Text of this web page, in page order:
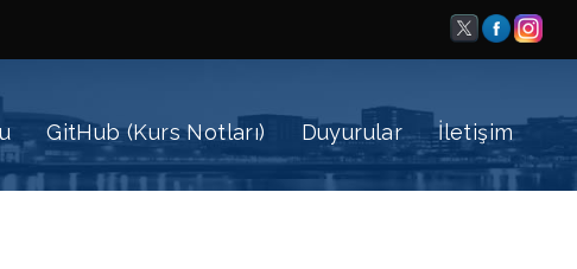
GitHub (Kurs Notları) Duyurular İletişim